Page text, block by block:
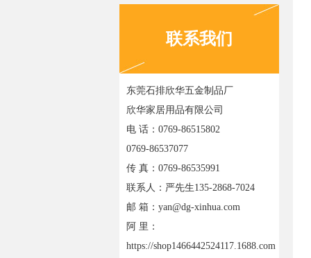
联系我们
东莞石排欣华五金制品厂
欣华家居用品有限公司
电 话：0769-86515802
0769-86537077
传 真：0769-86535991
联系人：严先生135-2868-7024
邮 箱：yan@dg-xinhua.com
阿 里：
https://shop1466442524117.1688.com